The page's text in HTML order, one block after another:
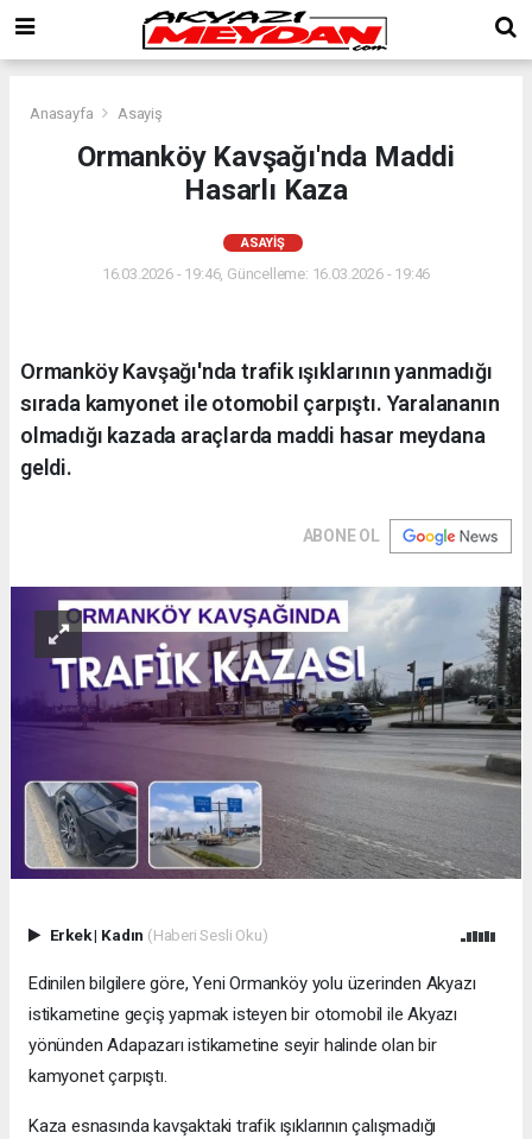
Anasayfa Asayiş
Ormanköy Kavşağı'nda Maddi
Hasarlı Kaza
ASAYIŞ
16.03.2026 - 19:46, Güncelleme: 16.03.2026 - 19:46
Ormanköy Kavşağı'nda trafik ışıklarının yanmadığı
sırada kamyonet ile otomobil çarpıştı. Yaralananın
olmadığı kazada araçlarda maddi hasar meydana
geldi.
ABONE OL
Erkek| Kadın (Haberi Sesli Oku)
Edinilen bilgilere göre, Yeni Ormanköy yolu üzerinden Akyazı
istikametine geçiş yapmak isteyen bir otomobil ile Akyazı
yönünden Adapazarı istikametine seyir halinde olan bir
kamyonet çarpıştı.
Kaza esnasında kavşaktaki trafik ışıklarının çalışmadığı